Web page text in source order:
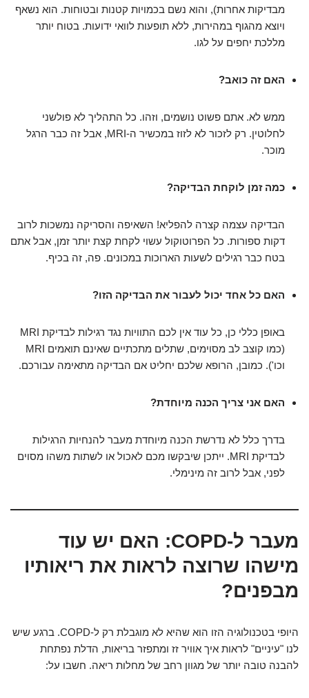
מבדיקות אחרות), והוא נשם בכמויות קטנות ובטוחות. הוא נשאף
ויוצא מהגוף במהירות, ללא תופעות לוואי ידועות. בטוח יותר
מללכת יחפים על לגו.
האם זה כואב?
ממש לא. אתם פשוט נושמים, וזהו. כל התהליך לא פולשני
לחלוטין. רק לזכור לא לזוז במכשיר ה-MRI, אבל זה כבר הרגל
מוכר.
כמה זמן לוקחת הבדיקה?
הבדיקה עצמה קצרה להפליא! השאיפה והסריקה נמשכות לרוב
דקות ספורות. כל הפרוטוקול עשוי לקחת קצת יותר זמן, אבל אתם
בטח כבר רגילים לשעות הארוכות במכונים. פה, זה בכיף.
האם כל אחד יכול לעבור את הבדיקה הזו?
באופן כללי כן, כל עוד אין לכם התוויות נגד רגילות לבדיקת MRI
(כמו קוצב לב מסוימים, שתלים מתכתיים שאינם תואמים MRI
וכו'). כמובן, הרופא שלכם יחליט אם הבדיקה מתאימה עבורכם.
האם אני צריך הכנה מיוחדת?
בדרך כלל לא נדרשת הכנה מיוחדת מעבר להנחיות הרגילות
לבדיקת MRI. ייתכן שיבקשו מכם לאכול או לשתות משהו מסוים
לפני, אבל לרוב זה מינימלי.
מעבר ל-COPD: האם יש עוד
מישהו שרוצה לראות את ריאותיו
מבפנים?
היופי בטכנולוגיה הזו הוא שהיא לא מוגבלת רק ל-COPD. ברגע שיש
לנו "עיניים" לראות איך אוויר זז ומתפזר בריאות, הדלת נפתחת
להבנה טובה יותר של מגוון רחב של מחלות ריאה. חשבו על: